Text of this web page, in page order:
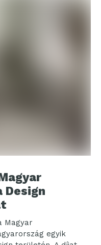
Design
Magyar
egyik